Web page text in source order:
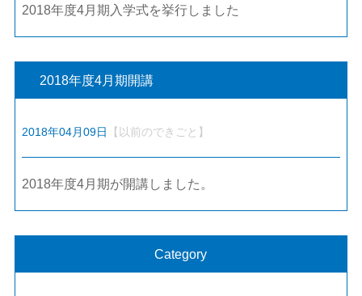
2018年度4月期入学式を挙行しました
2018年度4月期開講
2018年04月09日 【以前のできごと】
2018年度4月期が開講しました。
Category